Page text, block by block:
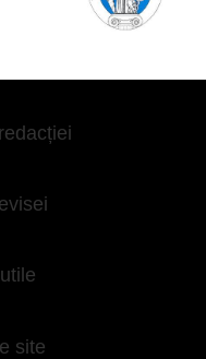
site